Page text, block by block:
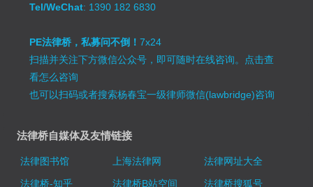
Tel/WeChat: 1390 182 6830
PE法律桥，私募问不倒！7x24
扫描并关注下方微信公众号，即可随时在线咨询。 点击查
看怎么咨询
也可以扫码或者搜索杨春宝一级律师微信(lawbridge)咨询
法律桥自媒体及友情链接
法律图书馆 上海法律网
法律网址大全
法律桥-知乎
法律桥B站空间
法律桥搜狐号